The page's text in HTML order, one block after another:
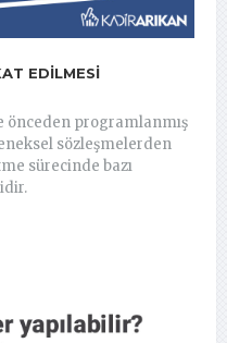
EDILMESI
önceden programlanmış
sözleşmelerden
sürecinde bazı